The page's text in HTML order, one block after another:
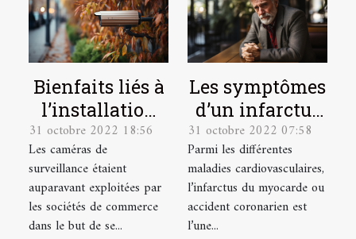
Bienfaits liés à
l’installation
d’une caméra
de surveillance
chez soi
31 octobre 2022 18:56
Les caméras de
surveillance étaient
auparavant exploitées par
les sociétés de commerce
dans le but de se...
Les symptômes
d’un infarctus
du myocarde et
la réaction
d'urgence à
avoir
31 octobre 2022 07:58
Parmi les différentes
maladies cardiovasculaires,
l’infarctus du myocarde ou
accident coronarien est
l’une...